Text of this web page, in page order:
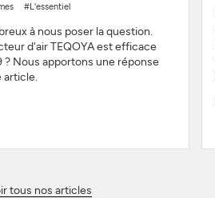
#L'essentiel
à nous poser la question.
d'air TEQOYA est efficace
? Nous apportons une réponse
article.
tous nos articles